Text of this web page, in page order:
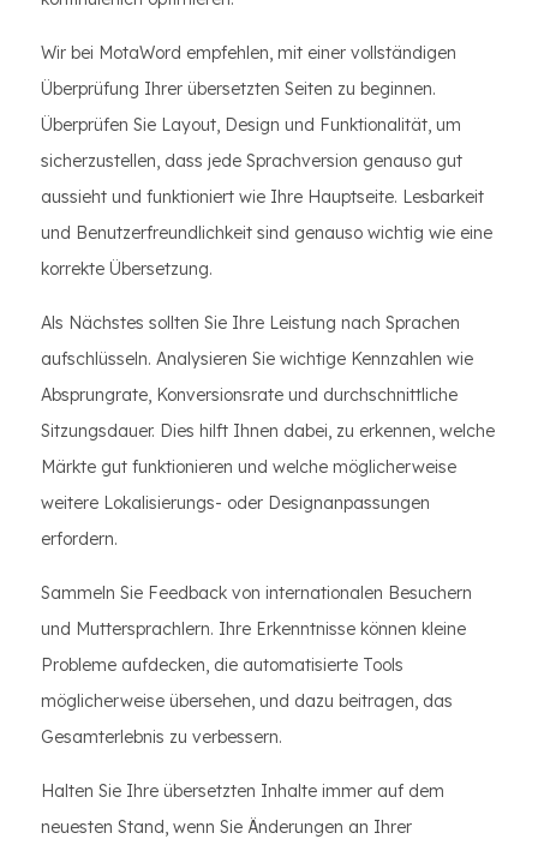
Wir bei MotaWord empfehlen, mit einer vollständigen
Überprüfung Ihrer übersetzten Seiten zu beginnen.
Überprüfen Sie Layout, Design und Funktionalität, um
sicherzustellen, dass jede Sprachversion genauso gut
aussieht und funktioniert wie Ihre Hauptseite. Lesbarkeit
und Benutzerfreundlichkeit sind genauso wichtig wie eine
korrekte Übersetzung.
Als Nächstes sollten Sie Ihre Leistung nach Sprachen
aufschlüsseln. Analysieren Sie wichtige Kennzahlen wie
Absprungrate, Konversionsrate und durchschnittliche
Sitzungsdauer. Dies hilft Ihnen dabei, zu erkennen, welche
Märkte gut funktionieren und welche möglicherweise
weitere Lokalisierungs- oder Designanpassungen
erfordern.
Sammeln Sie Feedback von internationalen Besuchern
und Muttersprachlern. Ihre Erkenntnisse können kleine
Probleme aufdecken, die automatisierte Tools
möglicherweise übersehen, und dazu beitragen, das
Gesamterlebnis zu verbessern.
Halten Sie Ihre übersetzten Inhalte immer auf dem
neuesten Stand, wenn Sie Änderungen an Ihrer